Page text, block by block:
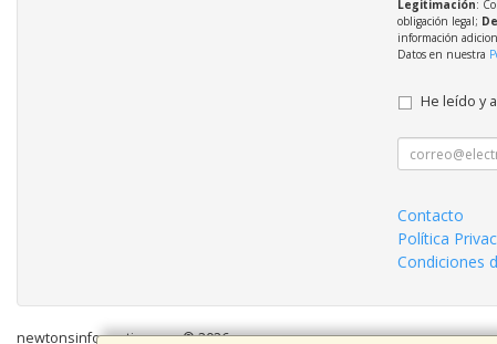
Legitimación:
obligación legal;
información
Datos en nuestra
He leído y
Contacto
Política
Condiciones
newtonsinformatica.com © 2026